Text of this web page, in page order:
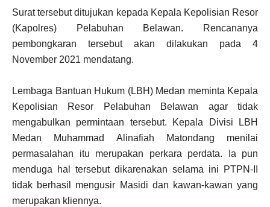
Surat tersebut ditujukan kepada Kepala Kepolisian Resor
(Kapolres) Pelabuhan Belawan. Rencananya
pembongkaran tersebut akan dilakukan pada 4
November 2021 mendatang.
Lembaga Bantuan Hukum (LBH) Medan meminta Kepala
Kepolisian Resor Pelabuhan Belawan agar tidak
mengabulkan permintaan tersebut. Kepala Divisi LBH
Medan Muhammad Alinafiah Matondang menilai
permasalahan itu merupakan perkara perdata. Ia pun
menduga hal tersebut dikarenakan selama ini PTPN-II
tidak berhasil mengusir Masidi dan kawan-kawan yang
merupakan kliennya.